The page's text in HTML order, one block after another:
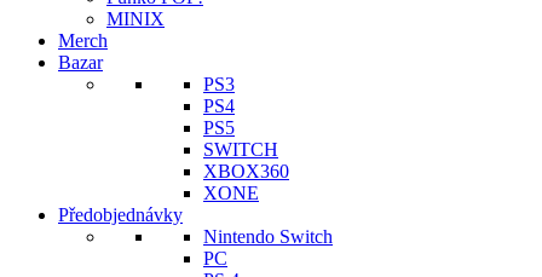
MINIX
Merch
Bazar
PS3
PS4
PS5
SWITCH
XBOX360
XONE
Předobjednávky
Nintendo Switch
PC